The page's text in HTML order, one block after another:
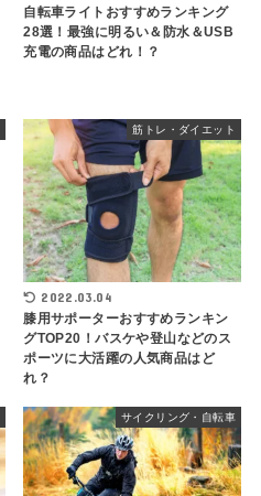
自転車ライトおすすめランキング
28選！最強に明るい＆防水＆USB
充電の商品はどれ！？
筋トレ・ダイエット
2022.03.04
膝用サポーターおすすめランキン
グTOP20！バスケや登山などのス
ポーツに大活躍の人気商品はど
れ？
サイクリング・自転車